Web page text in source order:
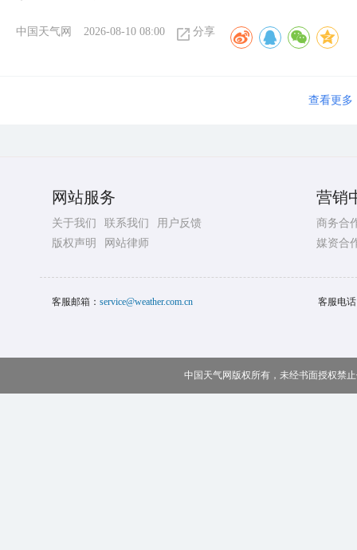
中国天气网 2026-08-10 08:00 分享
查看更多
网站服务
关于我们 联系我们
用户反馈
版权声明
网站律师
营销
商务合
媒资合
客服邮箱： service@weather.com.cn 客服电
中国天气网版权所有，未经书面授权